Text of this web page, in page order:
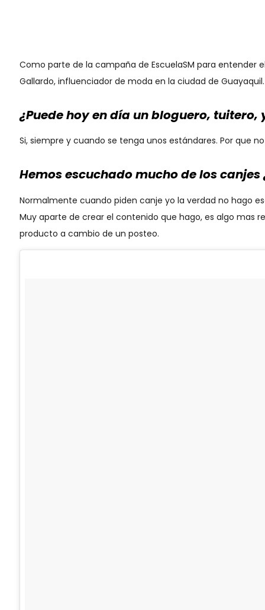
Como parte de la campaña de EscuelaSM para
Gallardo, influenciador de moda en la ciudad de Guayaquil.
¿Puede hoy en día un bloguero,
Si, siempre y cuando se tenga unos estándares. Por que
Hemos escuchado mucho de los
Normalmente cuando piden canje yo la verdad no hago
Muy aparte de crear el contenido que hago, es algo mas
producto a cambio de un posteo.